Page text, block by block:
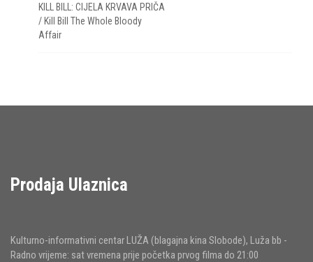
KILL BILL: CIJELA KRVAVA PRIČA
/ Kill Bill The Whole Bloody
Affair
Prodaja Ulaznica
Kulturno-informativni centar LUŽA (blagajna kina Slobode), Luža bb -
Radno vrijeme: sat vremena prije početka prvog filma do 21:00